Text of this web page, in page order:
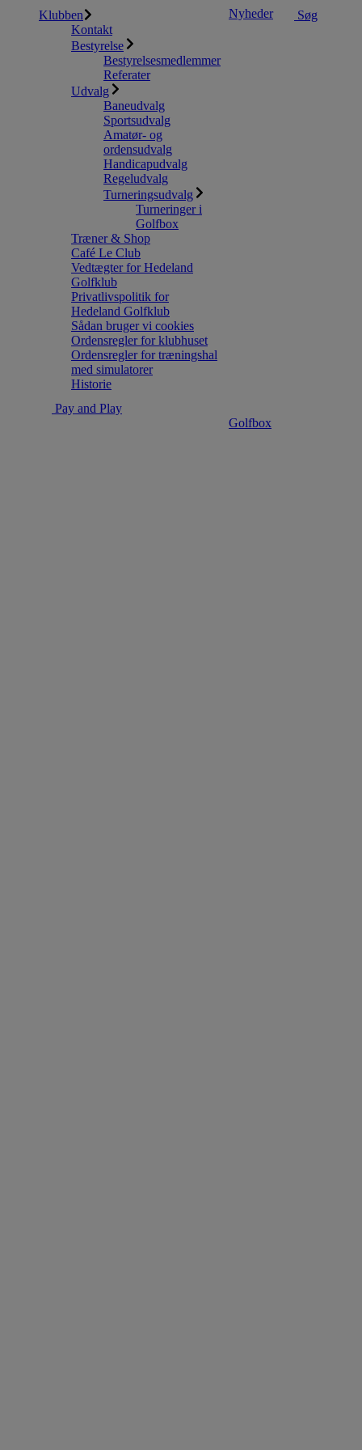
Klubben
Kontakt
Bestyrelse
Bestyrelsesmedlemmer
Referater
Udvalg
Baneudvalg
Sportsudvalg
Amatør- og
ordensudvalg
Handicapudvalg
Regeludvalg
Turneringsudvalg
Turneringer i
Golfbox
Træner & Shop
Café Le Club
Vedtægter for Hedeland
Golfklub
Privatlivspolitik for
Hedeland Golfklub
Sådan bruger vi cookies
Ordensregler for klubhuset
Ordensregler for træningshal
med simulatorer
Historie
Nyheder Søg
Pay and Play
Golfbox